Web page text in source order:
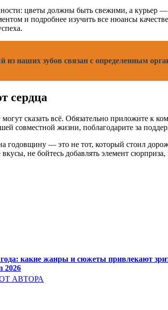
цветы должны быть свежими, а
и подробнее изучить все нюансы
наших зубов связан с определенным
сердца
сказать всё. Обязательно приложите к
совместной жизни, поблагодарите за
годовщину — это не тот, который стоил
вкусы, не бойтесь добавлять элемент
какие жанры и сюжеты привлекают
2026
АВТОРА